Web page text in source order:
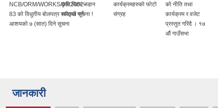
NCB/ORM/WORKS/09/2082-
83 को विधुतीय बोलपत्र स्वीकृत गर्ने
आशयको ७ (सात) दिने सूचना
कृषि मिटर जडान
सम्वन्धी सूचना !
कार्यक्रमहरुको फोटो
संग्रह
को नीति तथा
कार्यक्रम र वजेट
प्रस्तुत गरिदै । १७
औं गाउँसभा
जानकारी